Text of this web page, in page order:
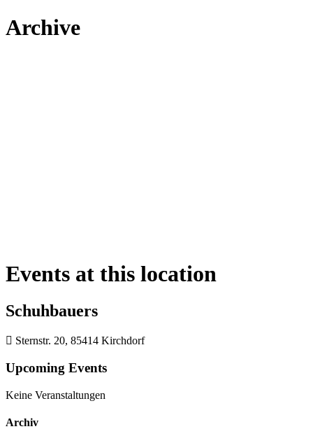
Archive
Events at this location
Schuhbauers
Sternstr. 20, 85414 Kirchdorf
Upcoming Events
Keine Veranstaltungen
Archiv